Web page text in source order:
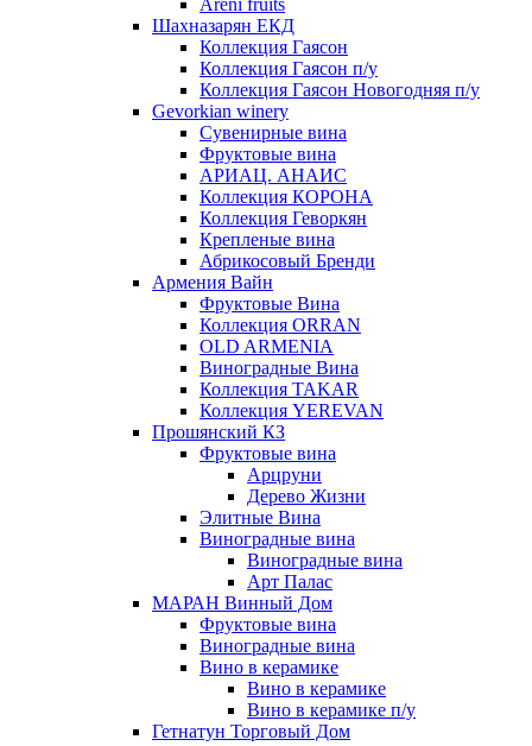
Areni fruits
Шахназарян ЕКД
Коллекция Гаясон
Коллекция Гаясон п/у
Коллекция Гаясон Новогодняя п/у
Gevorkian winery
Сувенирные вина
Фруктовые вина
АРИАЦ. АНАИС
Коллекция КОРОНА
Коллекция Геворкян
Крепленые вина
Абрикосовый Бренди
Армения Вайн
Фруктовые Вина
Коллекция ORRAN
OLD ARMENIA
Виноградные Вина
Коллекция TAKAR
Коллекция YEREVAN
Прошянский КЗ
Фруктовые вина
Арцруни
Дерево Жизни
Элитные Вина
Виноградные вина
Виноградные вина
Арт Палас
МАРАН Винный Дом
Фруктовые вина
Виноградные вина
Вино в керамике
Вино в керамике
Вино в керамике п/у
Гетнатун Торговый Дом